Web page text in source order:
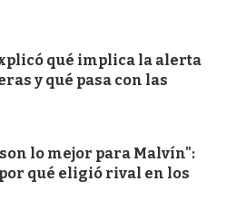
qué implica la alerta
y qué pasa con las
lo mejor para Malvín":
qué eligió rival en los